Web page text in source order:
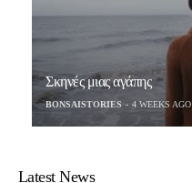
Σκηνές μιας αγάπης
BONSAISTORIES 4 WEEKS AGO
Latest News